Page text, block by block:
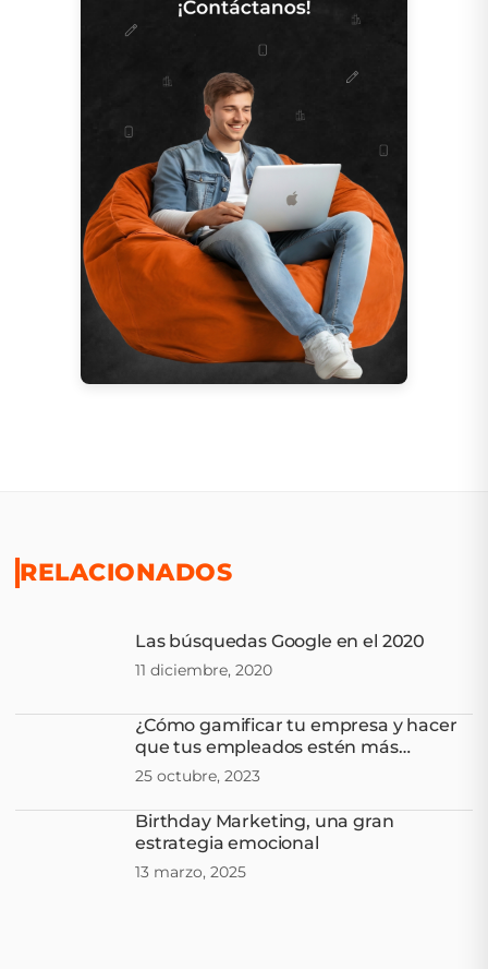
RELACIONADOS
Las búsquedas Google en el 2020
11 diciembre, 2020
¿Cómo gamificar tu empresa y hacer
que tus empleados estén más
comprometidos?
25 octubre, 2023
Birthday Marketing, una gran
estrategia emocional
13 marzo, 2025